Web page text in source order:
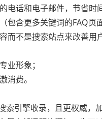
电话和电子邮件，节省时
包含更多关键词的FAQ页
而不是搜索站点来改善
业形象；
消费。
索引擎收录，且更权威